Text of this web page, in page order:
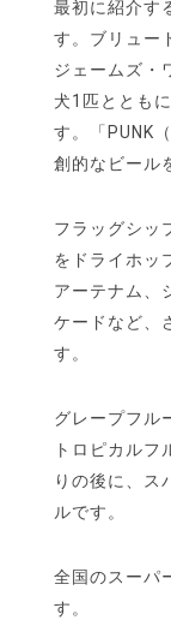
最初に紹介す
す。ブリュー
ジェームズ・
犬1匹ととも
す。「PUNK
創的なビール
フラッグシッ
をドライホッ
アーテナム、
ケードなど、
す。
グレープフル
トロピカルフ
りの後に、ス
ルです。
全国のスーパ
す。